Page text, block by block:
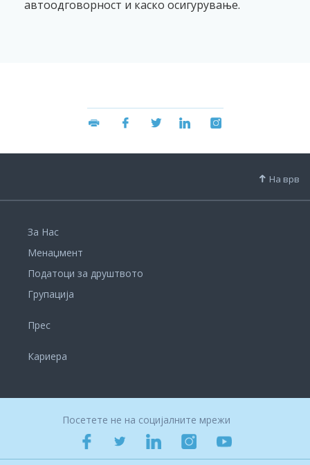
автоодговорност и каско осигурување.
На врв
За Нас
Менаџмент
Податоци за друштвото
Групација
Прес
Кариера
Посетете не на социјалните мрежи